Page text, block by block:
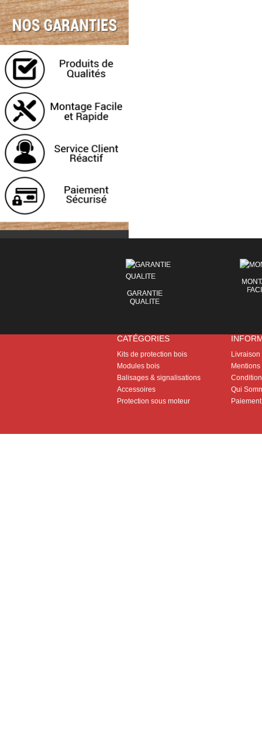
GARANTIE
QUALITE
CATÉGORIES
Kits de protection bois
Modules bois
Balisages & signalisations
Accessoires
Protection sous moteur
Livraison
Qui